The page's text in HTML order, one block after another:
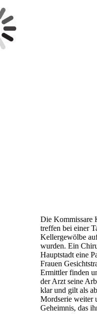
Die Kommissare
treffen bei einer
Kellergewölbe
wurden. Ein
Hauptstadt eine
Frauen
Ermittler finden
der Arzt seine
klar und gilt als
Mordserie weiter
Geheimnis, das